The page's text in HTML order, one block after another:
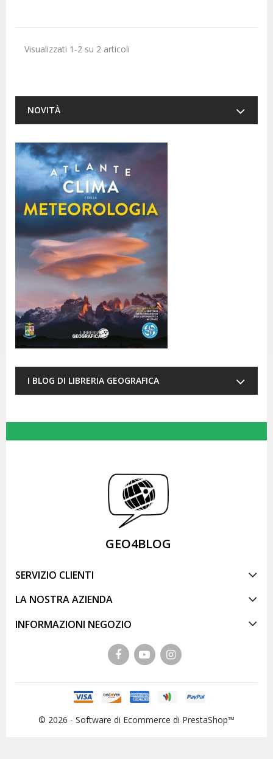
Visualizzati 1-2 su 2 articoli
NOVITÀ
I BLOG DI LIBRERIA GEOGRAFICA
GEO4BLOG
SERVIZIO CLIENTI
LA NOSTRA AZIENDA
INFORMAZIONI NEGOZIO
© 2026 - Software di Ecommerce di PrestaShop™